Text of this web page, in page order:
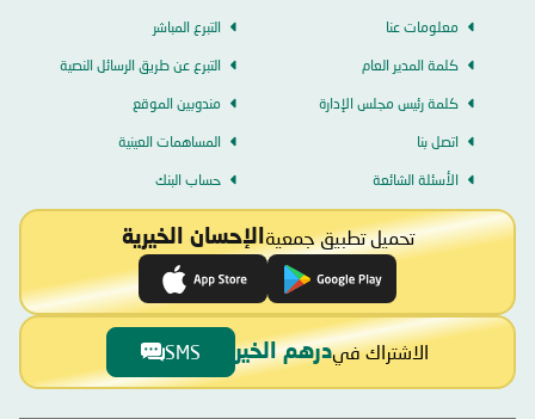
معلومات عنا
كلمة المدير العام
كلمة رئيس مجلس الإدارة
اتصل بنا
الأسئلة الشائعة
التبرع المباشر
التبرع عن طريق الرسائل النصية
مندوبين الموقع
المساهمات العينية
حساب البنك
تحميل تطبيق جمعية الإحسان الخيرية
الاشتراك فيدرهم الخير SMS